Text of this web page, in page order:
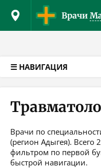
Врачи
☰ НАВИГАЦИЯ
Врачи по
(регион Адыгея). Всего
фильтром по первой
быстрой навигации.